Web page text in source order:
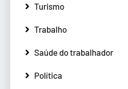
Turismo
Trabalho
Saúde do trabalhador
Política